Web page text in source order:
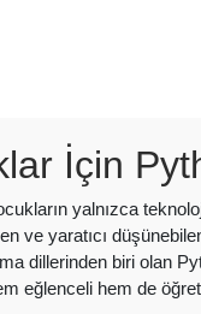
İçin
yalnızca
ve yaratıcı
dillerinden biri olan
eğlenceli hem de